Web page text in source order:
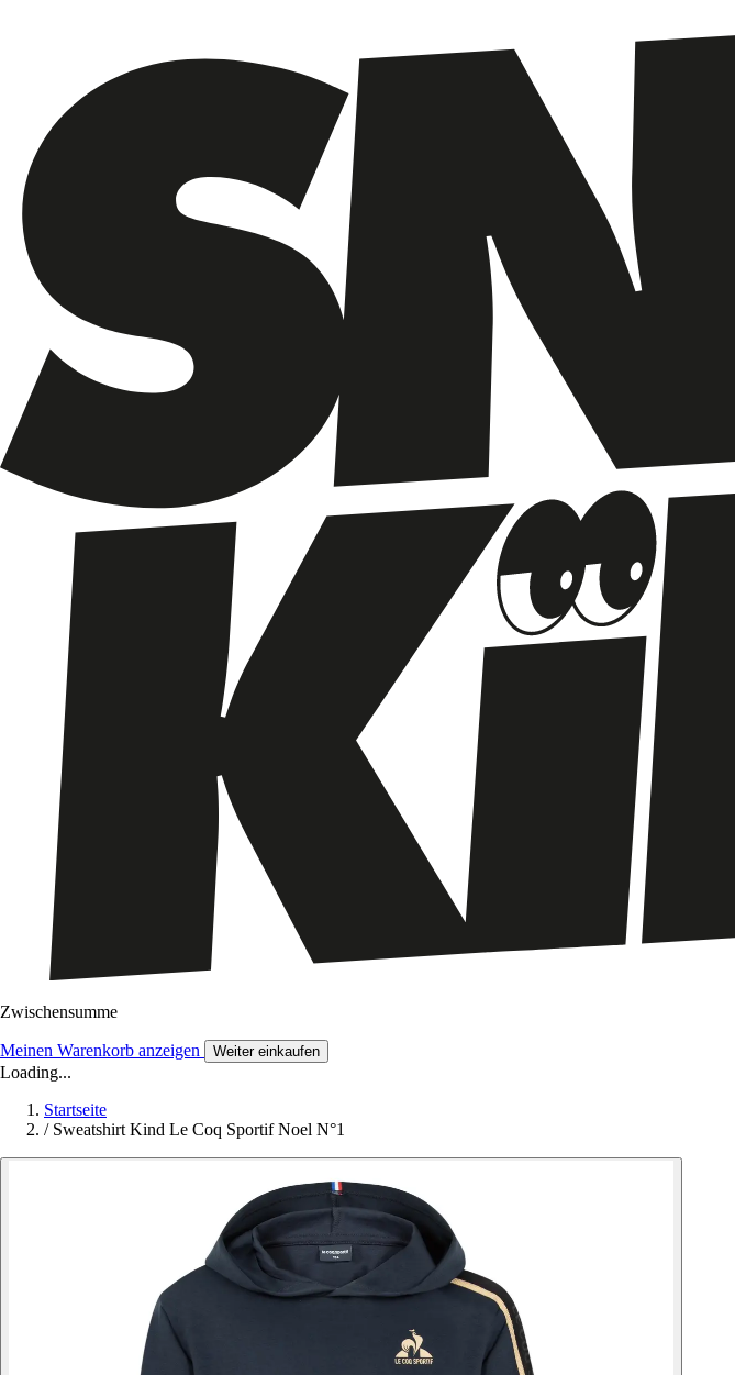
Zwischensumme
Meinen Warenkorb anzeigen Weiter einkaufen
Loading...
Startseite
/ Sweatshirt Kind Le Coq Sportif Noel N°1